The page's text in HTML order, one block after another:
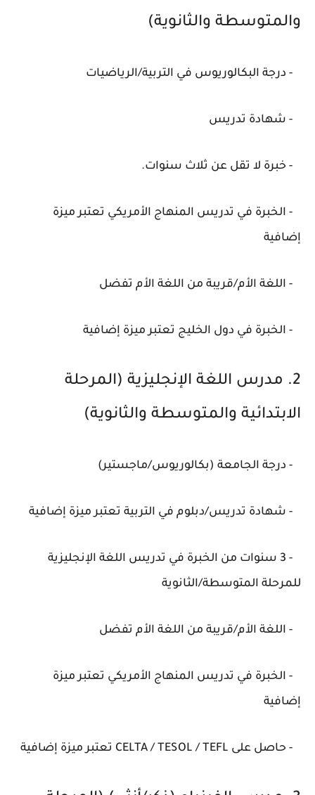
والمتوسطة والثانوية)
- درجة البكالوريوس في التربية/الرياضيات
- شهادة تدريس
- خبرة لا تقل عن ثلاث سنوات.
- الخبرة في تدريس المنهاج الأمريكي تعتبر ميزة
إضافية
- اللغة الأم/قريبة من اللغة الأم تفضل
- الخبرة في دول الخليج تعتبر ميزة إضافية
2. مدرس اللغة الإنجليزية (المرحلة
الابتدائية والمتوسطة والثانوية)
- درجة الجامعة (بكالوريوس/ماجستير)
- شهادة تدريس/دبلوم في التربية تعتبر ميزة إضافية
- 3 سنوات من الخبرة في تدريس اللغة الإنجليزية
للمرحلة المتوسطة/الثانوية
- اللغة الأم/قريبة من اللغة الأم تفضل
- الخبرة في تدريس المنهاج الأمريكي تعتبر ميزة
إضافية
- حاصل على CELTA / TESOL / TEFL تعتبر ميزة إضافية